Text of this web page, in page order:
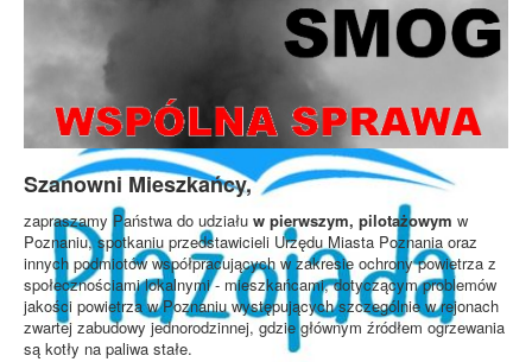
Szanowni Mieszkańcy,
zapraszamy Państwa do udziału w pierwszym, pilotażowym w
Poznaniu, spotkaniu przedstawicieli Urzędu Miasta Poznania oraz
innych podmiotów współpracujących w zakresie ochrony powietrza z
społecznościami lokalnymi - mieszkańcami, dotyczącym problemów
jakości powietrza w Poznaniu występujących szczególnie w rejonach
zwartej zabudowy jednorodzinnej, gdzie głównym źródłem ogrzewania
są kotły na paliwa stałe.